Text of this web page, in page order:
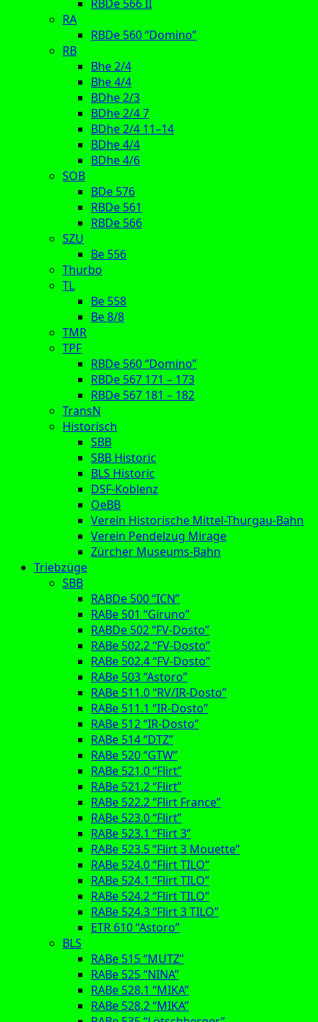
RBDe 566 II
RA
RBDe 560 “Domino”
RB
Bhe 2/4
Bhe 4/4
BDhe 2/3
BDhe 2/4 7
BDhe 2/4 11–14
BDhe 4/4
BDhe 4/6
SOB
BDe 576
RBDe 561
RBDe 566
SZU
Be 556
Thurbo
TL
Be 558
Be 8/8
TMR
TPF
RBDe 560 “Domino”
RBDe 567 171 – 173
RBDe 567 181 – 182
TransN
Historisch
SBB
SBB Historic
BLS Historic
DSF-Koblenz
OeBB
Verein Historische Mittel-Thurgau-Bahn
Verein Pendelzug Mirage
Zürcher Museums-Bahn
Triebzüge
SBB
RABDe 500 “ICN”
RABe 501 “Giruno”
RABDe 502 “FV-Dosto”
RABe 502.2 “FV-Dosto”
RABe 502.4 “FV-Dosto”
RABe 503 “Astoro”
RABe 511.0 “RV/IR-Dosto”
RABe 511.1 “IR-Dosto”
RABe 512 “IR-Dosto”
RABe 514 “DTZ”
RABe 520 “GTW”
RABe 521.0 “Flirt”
RABe 521.2 “Flirt”
RABe 522.2 “Flirt France”
RABe 523.0 “Flirt”
RABe 523.1 “Flirt 3”
RABe 523.5 “Flirt 3 Mouette”
RABe 524.0 “Flirt TILO”
RABe 524.1 “Flirt TILO”
RABe 524.2 “Flirt TILO”
RABe 524.3 “Flirt 3 TILO”
ETR 610 “Astoro”
BLS
RABe 515 “MUTZ”
RABe 525 “NINA”
RABe 528.1 “MIKA”
RABe 528.2 “MIKA”